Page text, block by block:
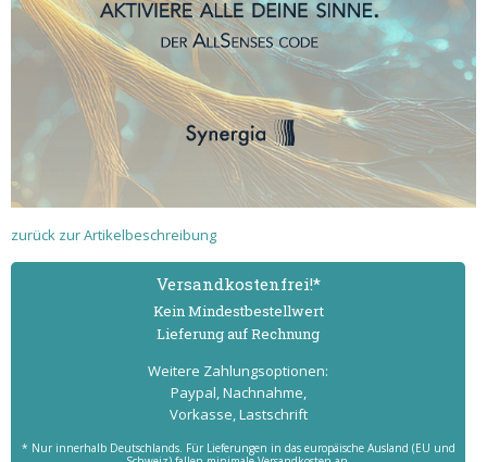
zurück zur Artikelbeschreibung
Versand­kostenfrei!*
Kein Mindest­bestell­wert
Lieferung auf Rechnung
Weitere Zahlungs­optionen:
Paypal, Nachnahme,
Vorkasse, Lastschrift
* Nur innerhalb Deutschlands. Für Lieferungen in das europäische Ausland (EU und